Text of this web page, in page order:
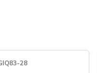
28